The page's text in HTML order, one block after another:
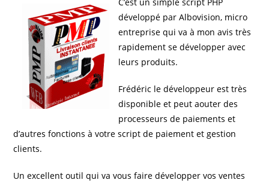
développé par Albovision, micro
entreprise qui va à mon avis très
rapidement se développer avec
leurs produits.
Frédéric le développeur est très
disponible et peut aouter des
processeurs de paiements et
d’autres fonctions à votre script de paiement et gestion
clients.
Un excellent outil qui va vous faire développer vos ventes